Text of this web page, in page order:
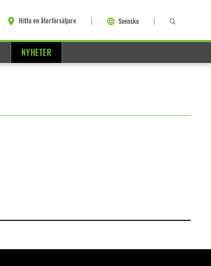
Hitta en återförsäljare Svenska
NYHETER